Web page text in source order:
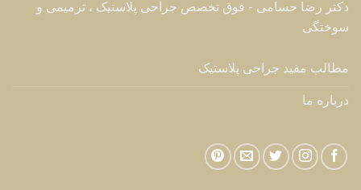
دکتر رضا حسامی - فوق تخصص جراحی پلاستیک ، ترمیمی و
سوختگی
مطالب مفید جراحی پلاستیک
درباره ما